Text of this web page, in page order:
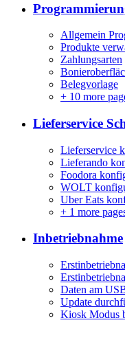
Allgemein
Produkte
Zahlungsarten
Belegvorlage
+ 10 more
Lieferservice
Lieferservice
Lieferando
Foodora
WOLT
Uber Eats
+ 1 more
Inbetriebnahme
Daten am
Update
Kiosk Modus